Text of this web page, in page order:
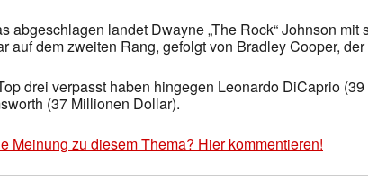
abgeschlagen landet Dwayne „The Rock“ Johnson
auf dem zweiten Rang, gefolgt von Bradley Cooper,
drei verpasst haben hingegen Leonardo DiCaprio (39
(37 Millionen Dollar).
Meinung zu diesem Thema? Hier kommentieren!